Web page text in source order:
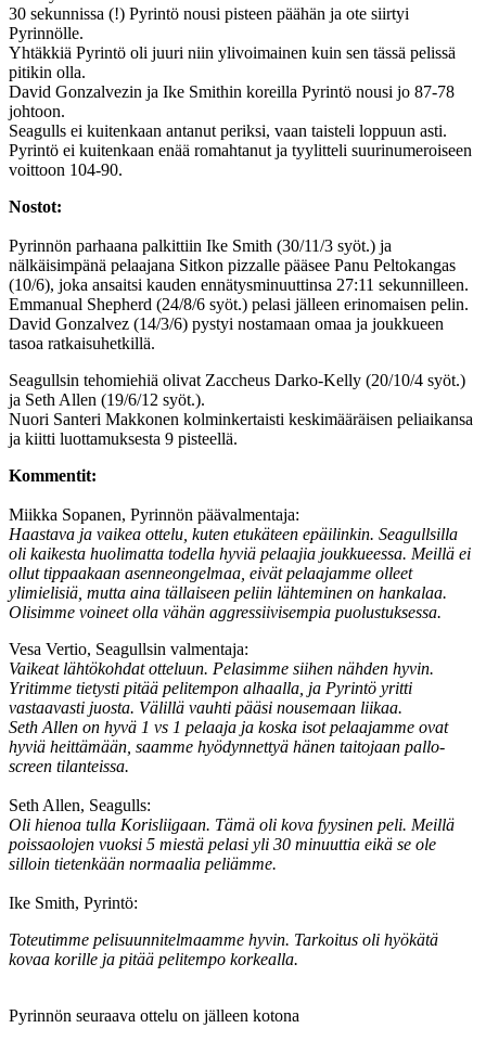
30 sekunnissa (!) Pyrintö nousi pisteen päähän ja ote siirtyi
Pyrinnölle.
Yhtäkkiä Pyrintö oli juuri niin ylivoimainen kuin sen tässä pelissä
pitikin olla.
David Gonzalvezin ja Ike Smithin koreilla Pyrintö nousi jo 87-78
johtoon.
Seagulls ei kuitenkaan antanut periksi, vaan taisteli loppuun asti.
Pyrintö ei kuitenkaan enää romahtanut ja tyylitteli suurinumeroiseen
voittoon 104-90.
Nostot:
Pyrinnön parhaana palkittiin Ike Smith (30/11/3 syöt.) ja
nälkäisimpänä pelaajana Sitkon pizzalle pääsee Panu Peltokangas
(10/6), joka ansaitsi kauden ennätysminuuttinsa 27:11 sekunnilleen.
Emmanual Shepherd (24/8/6 syöt.) pelasi jälleen erinomaisen pelin.
David Gonzalvez (14/3/6) pystyi nostamaan omaa ja joukkueen
tasoa ratkaisuhetkillä.
Seagullsin tehomiehiä olivat Zaccheus Darko-Kelly (20/10/4 syöt.)
ja Seth Allen (19/6/12 syöt.).
Nuori Santeri Makkonen kolminkertaisti keskimääräisen peliaikansa
ja kiitti luottamuksesta 9 pisteellä.
Kommentit:
Miikka Sopanen, Pyrinnön päävalmentaja:
Haastava ja vaikea ottelu, kuten etukäteen epäilinkin. Seagullsilla
oli kaikesta huolimatta todella hyviä pelaajia joukkueessa. Meillä ei
ollut tippaakaan asenneongelmaa, eivät pelaajamme olleet
ylimielisiä, mutta aina tällaiseen peliin lähteminen on hankalaa.
Olisimme voineet olla vähän aggressiivisempia puolustuksessa.
Vesa Vertio, Seagullsin valmentaja:
Vaikeat lähtökohdat otteluun. Pelasimme siihen nähden hyvin.
Yritimme tietysti pitää pelitempon alhaalla, ja Pyrintö yritti
vastaavasti juosta. Välillä vauhti pääsi nousemaan liikaa.
Seth Allen on hyvä 1 vs 1 pelaaja ja koska isot pelaajamme ovat
hyviä heittämään, saamme hyödynnettyä hänen taitojaan pallo-
screen tilanteissa.
Seth Allen, Seagulls:
Oli hienoa tulla Korisliigaan. Tämä oli kova fyysinen peli. Meillä
poissaolojen vuoksi 5 miestä pelasi yli 30 minuuttia eikä se ole
silloin tietenkään normaalia peliämme.
Ike Smith, Pyrintö:
Toteutimme pelisuunnitelmaamme hyvin. Tarkoitus oli hyökätä
kovaa korille ja pitää pelitempo korkealla.
Pyrinnön seuraava ottelu on jälleen kotona